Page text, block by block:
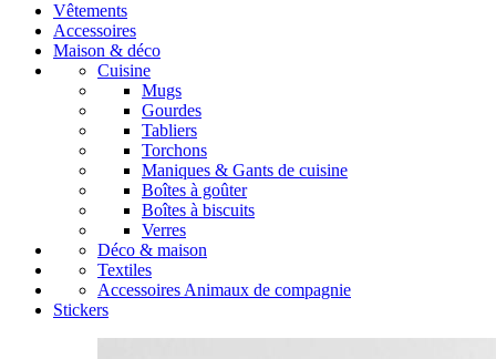
Vêtements
Accessoires
Maison & déco
Cuisine
Mugs
Gourdes
Tabliers
Torchons
Maniques & Gants de cuisine
Boîtes à goûter
Boîtes à biscuits
Verres
Déco & maison
Textiles
Accessoires Animaux de compagnie
Stickers